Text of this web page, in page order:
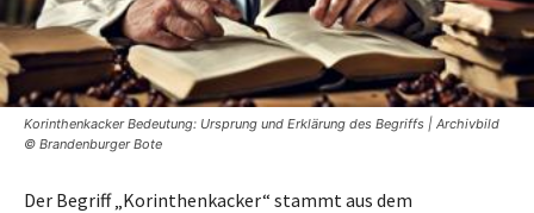
Korinthenkacker Bedeutung: Ursprung und Erklärung des Begriffs | Archivbild
© Brandenburger Bote
Der Begriff „Korinthenkacker“ stammt aus dem